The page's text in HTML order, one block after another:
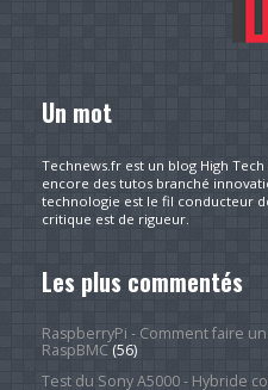
Un mot
Technews.fr est un blog High Tech
encore des tutos branché
technologie est le fil conducteur
critique est de rigueur.
Les plus commentés
RaspberryPi - Comment faire
RaspBMC(56)
Test du Sony A5000 - Hybride